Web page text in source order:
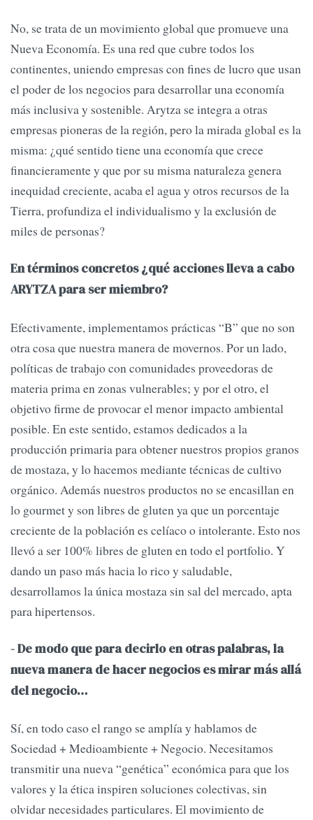
No, se trata de un movimiento global que promueve una
Nueva Economía. Es una red que cubre todos los
continentes, uniendo empresas con fines de lucro que usan
el poder de los negocios para desarrollar una economía
más inclusiva y sostenible. Arytza se integra a otras
empresas pioneras de la región, pero la mirada global es la
misma: ¿qué sentido tiene una economía que crece
financieramente y que por su misma naturaleza genera
inequidad creciente, acaba el agua y otros recursos de la
Tierra, profundiza el individualismo y la exclusión de
miles de personas?
En términos concretos ¿qué acciones lleva a cabo
ARYTZA para ser miembro?
Efectivamente, implementamos prácticas “B” que no son
otra cosa que nuestra manera de movernos. Por un lado,
políticas de trabajo con comunidades proveedoras de
materia prima en zonas vulnerables; y por el otro, el
objetivo firme de provocar el menor impacto ambiental
posible. En este sentido, estamos dedicados a la
producción primaria para obtener nuestros propios granos
de mostaza, y lo hacemos mediante técnicas de cultivo
orgánico. Además nuestros productos no se encasillan en
lo gourmet y son libres de gluten ya que un porcentaje
creciente de la población es celíaco o intolerante. Esto nos
llevó a ser 100% libres de gluten en todo el portfolio. Y
dando un paso más hacia lo rico y saludable,
desarrollamos la única mostaza sin sal del mercado, apta
para hipertensos.
- De modo que para decirlo en otras palabras, la
nueva manera de hacer negocios es mirar más allá
del negocio…
Sí, en todo caso el rango se amplía y hablamos de
Sociedad + Medioambiente + Negocio. Necesitamos
transmitir una nueva “genética” económica para que los
valores y la ética inspiren soluciones colectivas, sin
olvidar necesidades particulares. El movimiento de